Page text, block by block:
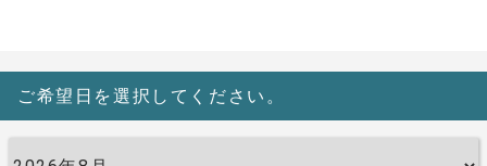
ご希望日を選択してください。